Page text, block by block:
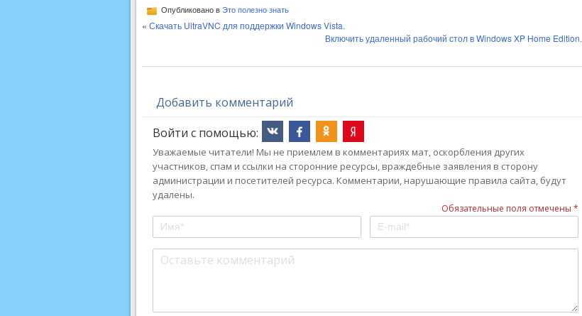
Опубликовано в Это полезно знать
« Скачать UltraVNC для поддержки Windows Vista.
Включить удаленный рабочий стол в Windows XP Home Edition.
Добавить комментарий
Войти с помощью:
Уважаемые читатели! Мы не приемлем в комментариях мат, оскорбления других
участников, спам и ссылки на сторонние ресурсы, враждебные заявления в сторону
администрации и посетителей ресурса. Комментарии, нарушающие правила сайта, будут
удалены.
Обязательные поля отмечены *